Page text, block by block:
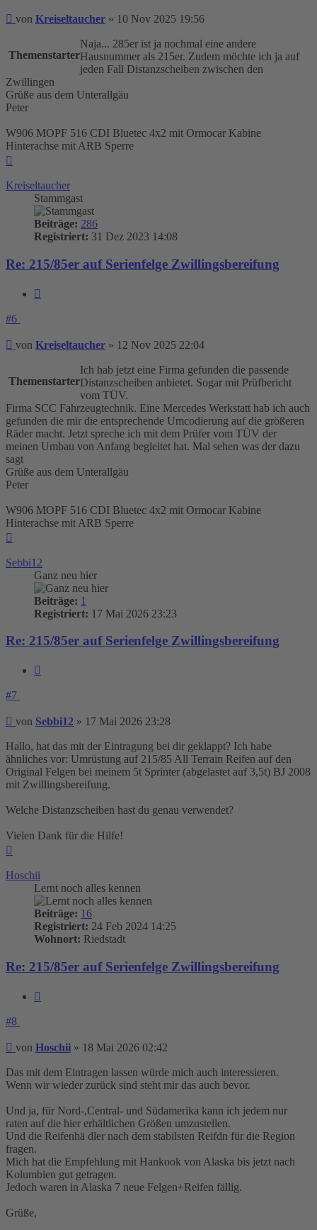
Beitrag
von Kreiseltaucher » 10 Nov 2025 19:56
Themenstarter
Naja... 285er ist ja nochmal eine andere
Hausnummer als 215er. Zudem möchte ich ja auf
jeden Fall Distanzscheiben zwischen den
Zwillingen
Grüße aus dem Unterallgäu
Peter
W906 MOPF 516 CDI Bluetec 4x2 mit Ormocar Kabine
Hinterachse mit ARB Sperre
Kreiseltaucher
Stammgast
Beiträge: 286
Registriert: 31 Dez 2023 14:08
Re: 215/85er auf Serienfelge Zwillingsbereifung
#6
Beitrag
von Kreiseltaucher » 12 Nov 2025 22:04
Themenstarter
Ich hab jetzt eine Firma gefunden die passende
Distanzscheiben anbietet. Sogar mit Prüfbericht
vom TÜV.
Firma SCC Fahrzeugtechnik. Eine Mercedes Werkstatt hab ich auch
gefunden die mir die entsprechende Umcodierung auf die größeren
Räder macht. Jetzt spreche ich mit dem Prüfer vom TÜV der
meinen Umbau von Anfang begleitet hat. Mal sehen was der dazu
sagt
Grüße aus dem Unterallgäu
Peter
W906 MOPF 516 CDI Bluetec 4x2 mit Ormocar Kabine
Hinterachse mit ARB Sperre
Sebbi12
Ganz neu hier
Beiträge: 1
Registriert: 17 Mai 2026 23:23
Re: 215/85er auf Serienfelge Zwillingsbereifung
#7
Beitrag
von Sebbi12 » 17 Mai 2026 23:28
Hallo, hat das mit der Eintragung bei dir geklappt? Ich habe
ähnliches vor: Umrüstung auf 215/85 All Terrain Reifen auf den
Original Felgen bei meinem 5t Sprinter (abgelastet auf 3,5t) BJ 2008
mit Zwillingsbereifung.
Welche Distanzscheiben hast du genau verwendet?
Vielen Dank für die Hilfe!
Hoschii
Lernt noch alles kennen
Beiträge: 16
Registriert: 24 Feb 2024 14:25
Wohnort: Riedstadt
Re: 215/85er auf Serienfelge Zwillingsbereifung
#8
Beitrag
von Hoschii » 18 Mai 2026 02:42
Das mit dem Eintragen lassen würde mich auch interessieren.
Wenn wir wieder zurück sind steht mir das auch bevor.
Und ja, für Nord-,Central- und Südamerika kann ich jedem nur
raten auf die hier erhältlichen Größen umzustellen.
Und die Reifenhä dler nach dem stabilsten Reifdn für die Region
fragen.
Mich hat die Empfehlung mit Hankook von Alaska bis jetzt nach
Kolumbien gut getragen.
Jedoch waren in Alaska 7 neue Felgen+Reifen fällig.
Grüße,